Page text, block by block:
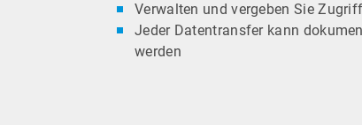
Verwalten und vergeben Sie
Jeder Datentransfer kann
werden